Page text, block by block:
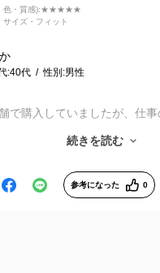
色・質感):★★★★★
サイズ・フィット
:40代 性別:男性
で購入していましたが、仕
いだったので、すぐに注文し
うございます。また次回もよ
続きを読む
参考になった 0